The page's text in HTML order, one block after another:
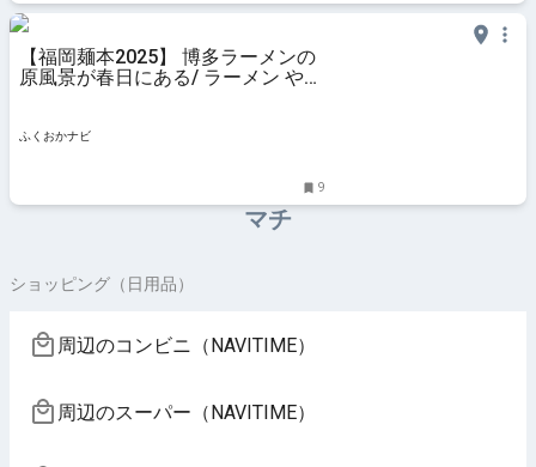
【福岡麺本2025】 博多ラーメンの
原風景が春日にある/ ラーメン やま
ふくおかナビ
9
マチ
ショッピング（日用品）
周辺のコンビニ（NAVITIME）
周辺のスーパー（NAVITIME）